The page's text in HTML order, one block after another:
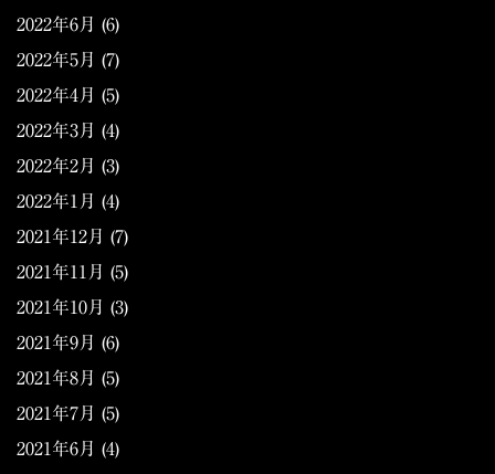
2022年6月 (6)
2022年5月 (7)
2022年4月 (5)
2022年3月 (4)
2022年2月 (3)
2022年1月 (4)
2021年12月 (7)
2021年11月 (5)
2021年10月 (3)
2021年9月 (6)
2021年8月 (5)
2021年7月 (5)
2021年6月 (4)